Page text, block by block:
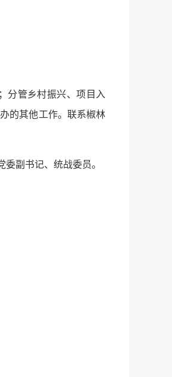
分管乡村振兴、项目入
的其他工作。联系椒林
副书记、统战委员。